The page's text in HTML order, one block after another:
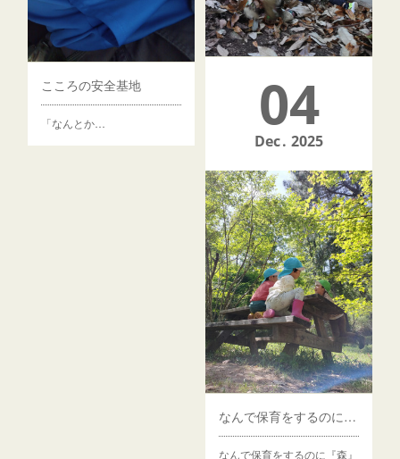
こころの安全基地
「なんとか…
「子どもにとって、遊びは大
切です」…04
Dec 2025
なんで保育をするのに『森』なの？
なんで保育をするのに『森』